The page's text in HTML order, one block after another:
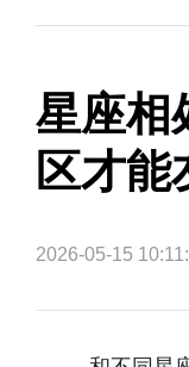
星座相
区才能
2026-05-15